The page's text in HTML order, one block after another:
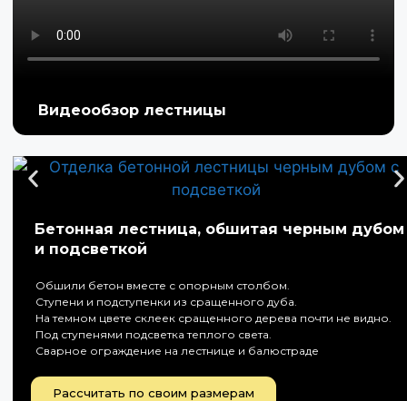
Видеообзор лестницы
Бетонная лестница, обшитая черным дубом
и подсветкой
Обшили бетон вместе с опорным столбом.
Ступени и подступенки из сращенного дуба.
На темном цвете склеек сращенного дерева почти не видно.
Под ступенями подсветка теплого света.
Сварное ограждение на лестнице и балюстраде
Рассчитать по своим размерам